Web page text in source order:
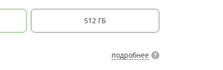
512 ГБ
подробнее